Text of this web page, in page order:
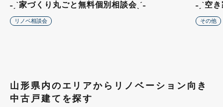
˗ˏˋ家づくり丸ごと無料個別相談会ˎˊ˗
リノベ相談会
˗ˏˋ空
その他
山形県内のエリアからリノベーション向き
中古戸建てを探す